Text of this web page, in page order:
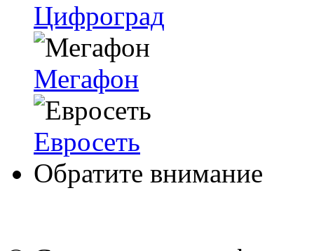
Цифроград
Мегафон
Евросеть
Обратите внимание